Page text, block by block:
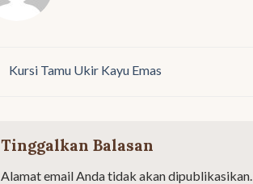
Kursi Tamu Ukir Kayu Emas
Tinggalkan Balasan
Alamat email Anda tidak akan dipublikasikan.